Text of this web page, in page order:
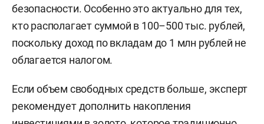
безопасности. Особенно это актуально для тех,
кто располагает суммой в 100–500 тыс. рублей,
поскольку доход по вкладам до 1 млн рублей не
облагается налогом.
Если объем свободных средств больше, эксперт
рекомендует дополнить накопления